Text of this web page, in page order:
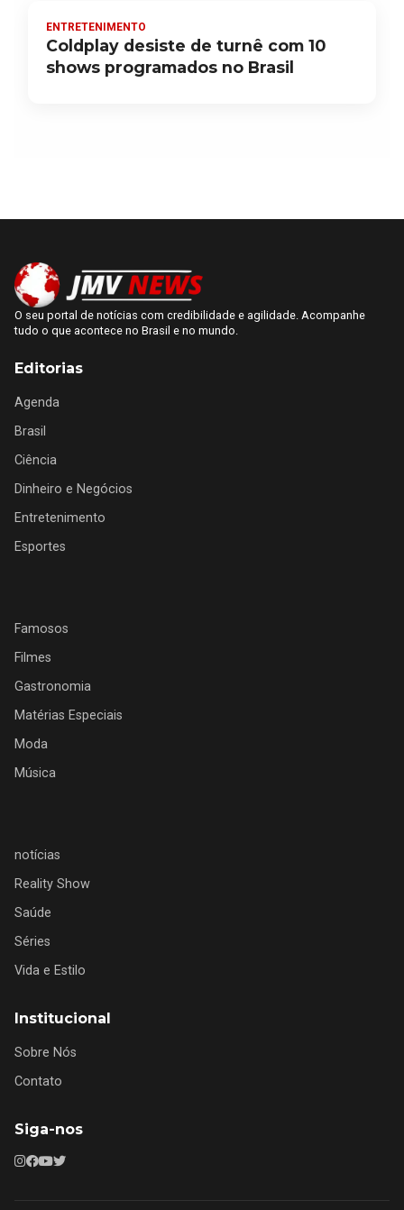
ENTRETENIMENTO
Coldplay desiste de turnê com 10
shows programados no Brasil
O seu portal de notícias com credibilidade e agilidade. Acompanhe
tudo o que acontece no Brasil e no mundo.
Editorias
Agenda
Brasil
Ciência
Dinheiro e Negócios
Entretenimento
Esportes
Famosos
Filmes
Gastronomia
Matérias Especiais
Moda
Música
notícias
Reality Show
Saúde
Séries
Vida e Estilo
Institucional
Sobre Nós
Contato
Siga-nos